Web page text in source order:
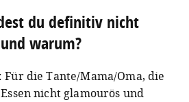
du definitiv nicht
warum?
die Tante/Mama/Oma, die
nicht glamourös und